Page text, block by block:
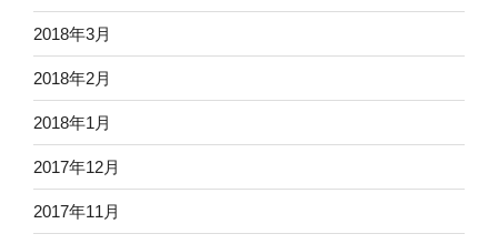
2018年3月
2018年2月
2018年1月
2017年12月
2017年11月